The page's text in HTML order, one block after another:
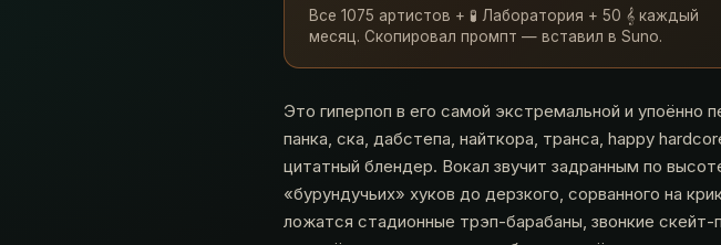
Все 1075 артистов + 🧪 Лаборатория + 50 𝄞 каждый
месяц. Скопировал промпт — вставил в Suno.
Это гиперпоп в его самой экстремальной и
панка, ска, дабстепа, найткора, транса, happy
цитатный блендер. Вокал звучит задранным по
«бурундучьих» хуков до дерзкого, сорванного на
ложатся стадионные трэп-барабаны, звонкие